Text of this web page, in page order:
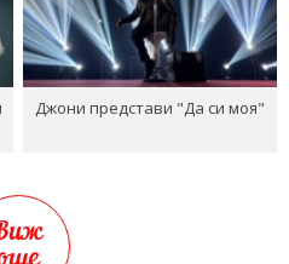
Джони представи "Да си моя"